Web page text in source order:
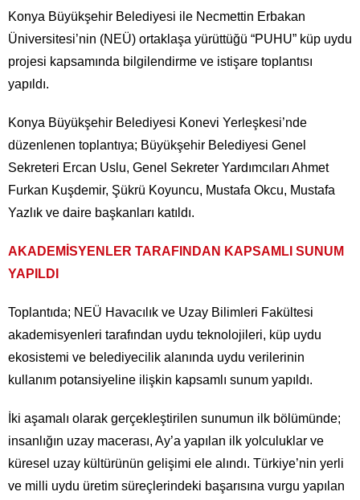
Konya Büyükşehir Belediyesi ile Necmettin Erbakan
Üniversitesi’nin (NEÜ) ortaklaşa yürüttüğü “PUHU” küp uydu
projesi kapsamında bilgilendirme ve istişare toplantısı
yapıldı.
Konya Büyükşehir Belediyesi Konevi Yerleşkesi’nde
düzenlenen toplantıya; Büyükşehir Belediyesi Genel
Sekreteri Ercan Uslu, Genel Sekreter Yardımcıları Ahmet
Furkan Kuşdemir, Şükrü Koyuncu, Mustafa Okcu, Mustafa
Yazlık ve daire başkanları katıldı.
AKADEMİSYENLER TARAFINDAN KAPSAMLI SUNUM
YAPILDI
Toplantıda; NEÜ Havacılık ve Uzay Bilimleri Fakültesi
akademisyenleri tarafından uydu teknolojileri, küp uydu
ekosistemi ve belediyecilik alanında uydu verilerinin
kullanım potansiyeline ilişkin kapsamlı sunum yapıldı.
İki aşamalı olarak gerçekleştirilen sunumun ilk bölümünde;
insanlığın uzay macerası, Ay’a yapılan ilk yolculuklar ve
küresel uzay kültürünün gelişimi ele alındı. Türkiye’nin yerli
ve milli uydu üretim süreçlerindeki başarısına vurgu yapılan